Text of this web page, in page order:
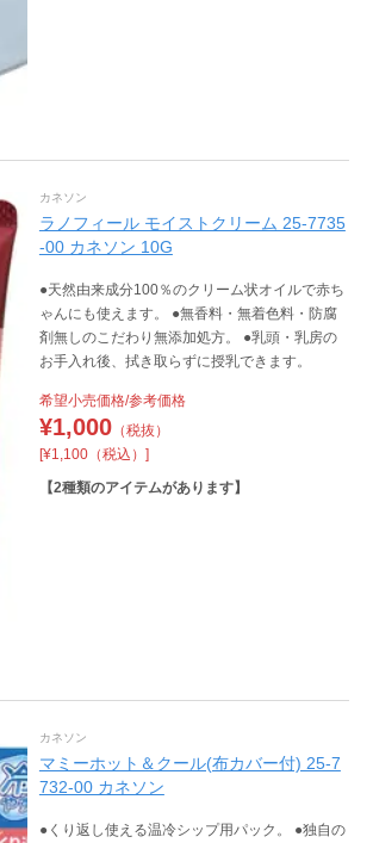
カネソン
ラノフィール モイストクリーム 25-7735
-00 カネソン 10G
●天然由来成分100％のクリーム状オイルで赤ち
ゃんにも使えます。 ●無香料・無着色料・防腐
剤無しのこだわり無添加処方。 ●乳頭・乳房の
お手入れ後、拭き取らずに授乳できます。
希望小売価格/参考価格
¥1,000（税抜）
[¥1,100（税込）]
【2種類のアイテムがあります】
カネソン
マミーホット＆クール(布カバー付) 25-7
732-00 カネソン
●くり返し使える温冷シップ用パック。 ●独自の